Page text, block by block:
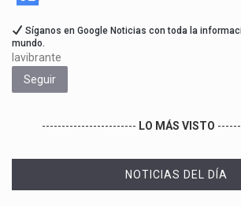
Síganos en Google Noticias con toda la
mundo.
lavibrante
Seguir
------------------------ LO MÁS VISTO
NOTICIAS DEL DÍA